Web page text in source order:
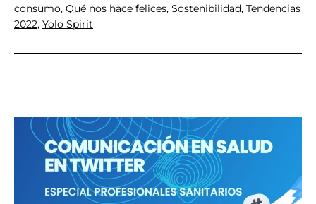
consumo, Qué nos hace felices, Sostenibilidad, Tendencias
2022, Yolo Spirit